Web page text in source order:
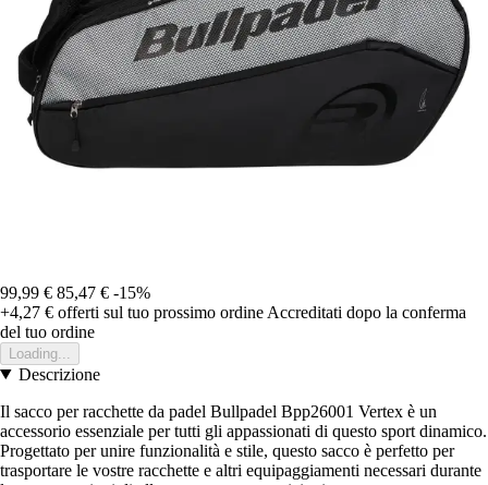
99,99 € 85,47 € -15%
+4,27 € offerti sul tuo prossimo ordine Accreditati dopo la conferma
del tuo ordine
Loading...
Descrizione
Il sacco per racchette da padel Bullpadel Bpp26001 Vertex è un
accessorio essenziale per tutti gli appassionati di questo sport dinamico.
Progettato per unire funzionalità e stile, questo sacco è perfetto per
trasportare le vostre racchette e altri equipaggiamenti necessari durante